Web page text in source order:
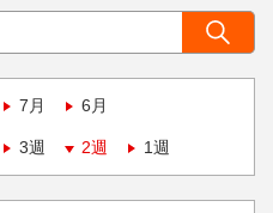
7月 6月
3週 2週 1週